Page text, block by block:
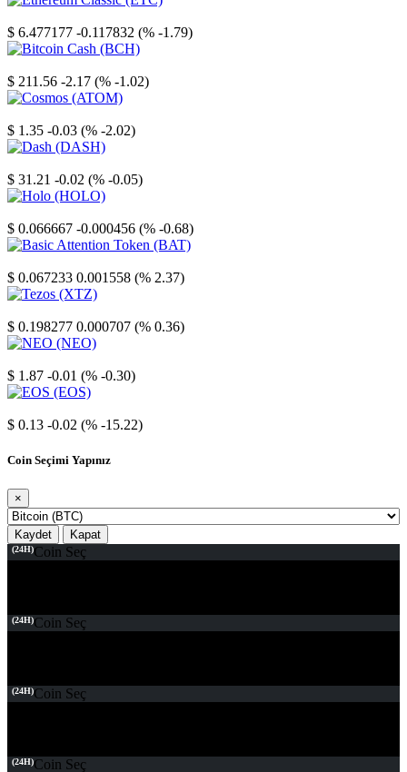
$ 6.477177 -0.117832 (% -1.79)
$ 211.56 -2.17 (% -1.02)
$ 1.35 -0.03 (% -2.02)
$ 31.21 -0.02 (% -0.05)
$ 0.066667 -0.000456 (% -0.68)
$ 0.067233 0.001558 (% 2.37)
$ 0.198277 0.000707 (% 0.36)
$ 1.87 -0.01 (% -0.30)
$ 0.13 -0.02 (% -15.22)
Coin Seçimi Yapınız
×
Kaydet Kapat
(24H)Coin Seç
(24H)Coin Seç
(24H)Coin Seç
(24H)Coin Seç